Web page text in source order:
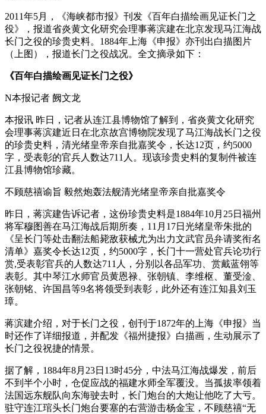
2011年5月，《海峡都市报》刊发《百年白描绘画见证长门之
役》，报道省炎黄文化研究会理事蒋滨建在北京发现马江海战
长门之役的珍贵史料。1884年上海《申报》亦刊出白描图片
（上图），报道长门之役战况。全文摘录如下：
《百年白描绘画见证长门之役》
N本报记者 阙文龙
本报讯 昨日，记者从连江县博物馆了解到，省炎黄文化研究
会理事蒋滨建近日在北京故宫博物院发现了马江海战长门之役
的珍贵史料，清光绪皇帝亲自批嘉奖令，长达12页，约5000
字，受表彰的官兵人数达711人。现该珍贵史料的复制件被连
江县博物馆珍藏。
不顾慈禧谕旨 毅然炮轰法舰清光绪皇帝亲自批嘉奖令
昨日，蒋滨建告诉记者，这份珍贵史料是1884年10月25日福州
将军穆图善在马江海战后期所奏，11月17日光绪皇帝朱批的
《呈长门等处击翻法船毙敌获械尤为出力文武官员弁请奖衔名
清单》嘉奖令长达12页，约5000字，长门十一营处官兵论功行
赏,受表彰官兵的人数达711人，分别以各品军功、赏戴蓝翎等
表彰。其中琴江水师官员黄恩禄、张朝镇、李维枢、董受淦、
张朝铭、许国昌等9名将领受到表彰，此外还有连江知县刘玉
璋。
蒋滨建介绍，对于长门之役，创刊于1872年的上海《申报》当
时还作了详细报道，并配发《福州捷报》白描画，生动展示了
长门之役祝捷的情景。
据了解，1884年8月23日13时45分，中法马江海战爆发，前后
不到半个小时，仓促应战的福建水师全军覆没。当孤拔率领着
法国远东舰队向东海驶去时，长门炮台的大炮让他吃了大亏。
驻守连江琯头长门炮台要塞的右营游击杨金宝，不顾慈禧“无